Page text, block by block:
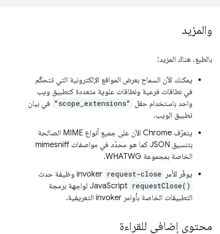
والمزيد
بالطبع، هناك المزيد:
يمكنك الآن السماح بعرض المواقع الإلكترونية التي تتحكّم
في نطاقات فرعية ونطاقات علوية متعددة كتطبيق ويب
واحد باستخدام حقل
"scope_extensions" في بيان
تطبيق الويب.
يتعرّف Chrome الآن على جميع أنواع MIME الصالحة
بتنسيق JSON كما هو محدّد في مواصفات mimesniff
الخاصة بمجموعة WHATWG.
يوفّر الأمر
request-close
requestClose()
JavaScript لواجهة برمجة
التطبيقات الخاصة بأوامر invoker التعريفية.
محتوى إضافي للقراءة